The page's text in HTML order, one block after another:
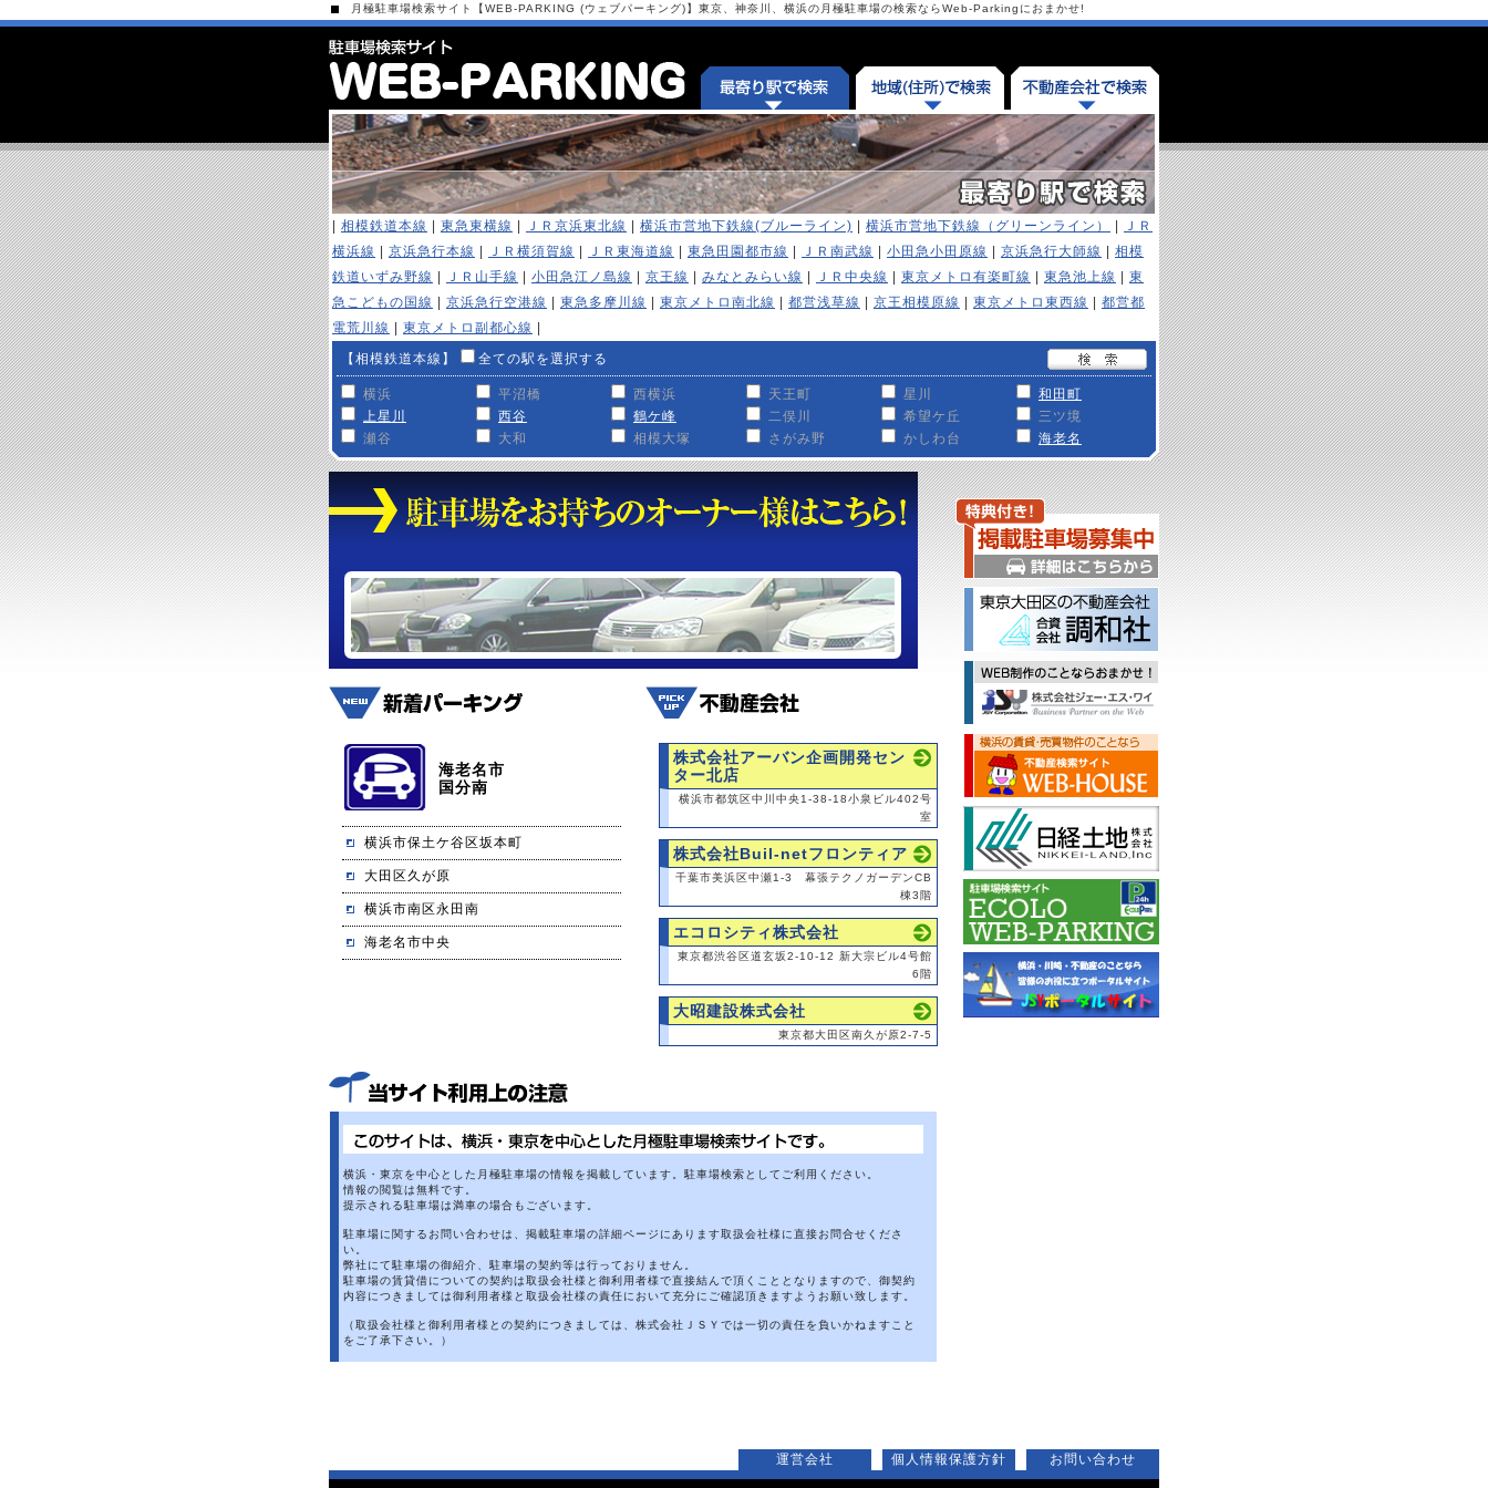
月極駐車場検索サイト【WEB-PARKING (ウェブパーキング)】東京、神奈川、横浜の月極駐車場の検索ならWeb-Parkingにおまかせ!
相模鉄道本線 東急東横線 ＪＲ京浜東北線 横浜市営地下鉄線(ブルーライン) 横浜市営地下鉄線（グリーンライン）
ＪＲ
横浜線
京浜急行本線 ＪＲ横須賀線 ＪＲ東海道線 東急田園都市線 ＪＲ南武線 小田急小田原線 京浜急行大師線
相模
鉄道いずみ野線
ＪＲ山手線 小田急江ノ島線 京王線 みなとみらい線 ＪＲ中央線 東京メトロ有楽町線 東急池上線
東
急こどもの国線
京浜急行空港線 東急多摩川線 東京メトロ南北線 都営浅草線 京王相模原線 東京メトロ東西線
都営都
電荒川線
東京メトロ副都心線
【相模鉄道本線】
全ての駅を選択する
横浜 平沼橋 西横浜 天王町 星川
和田町
上星川
西谷 鶴ケ峰 二俣川 希望ケ丘
三ツ境
瀬谷
大和 相模大塚 さがみ野 かしわ台 海老名
海老名市
国分南
横浜市保土ケ谷区坂本町
大田区久が原
横浜市南区永田南
海老名市中央
株式会社アーバン企画開発セン
ター北店
横浜市都筑区中川中央1-38-18小泉ビル402号
室
株式会社Buil-netフロンティア
千葉市美浜区中瀬1-3 幕張テクノガーデンCB
棟3階
エコロシティ株式会社
東京都渋谷区道玄坂2-10-12 新大宗ビル4号館
6階
大昭建設株式会社
東京都大田区南久が原2-7-5
横浜・東京を中心とした月極駐車場の情報を掲載しています。駐車場検索としてご利用ください。
情報の閲覧は無料です。
提示される駐車場は満車の場合もございます。
駐車場に関するお問い合わせは、掲載駐車場の詳細ページにあります取扱会社様に直接お問合せくださ
い。
弊社にて駐車場の御紹介、駐車場の契約等は行っておりません。
駐車場の賃貸借についての契約は取扱会社様と御利用者様で直接結んで頂くこととなりますので、御契約
内容につきましては御利用者様と取扱会社様の責任において充分にご確認頂きますようお願い致します。
（取扱会社様と御利用者様との契約につきましては、株式会社ＪＳＹでは一切の責任を負いかねますこと
をご了承下さい。）
お問い合わせ
個人情報保護方針
運営会社